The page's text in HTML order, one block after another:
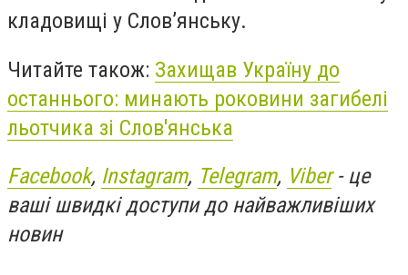
кладовищі у Слов’янську.
Читайте також: Захищав Україну до
останнього: минають роковини загибелі
льотчика зі Слов'янська
Facebook, Instagram, Telegram, Viber- це
ваші швидкі доступи до найважливіших
новин